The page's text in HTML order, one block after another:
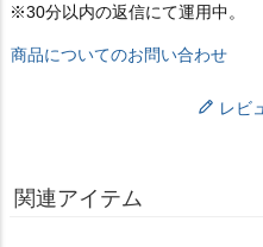
※30分以内の返信にて運用中。
商品についてのお問い合わせ
レビ
関連アイテム